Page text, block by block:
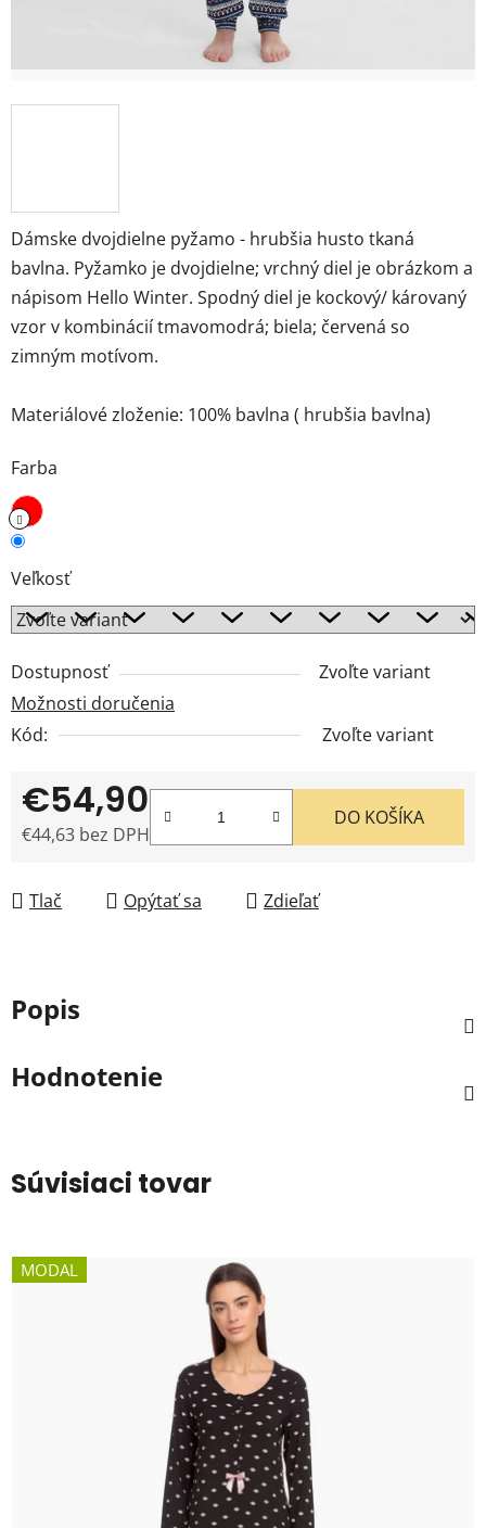
Dámske dvojdielne pyžamo - hrubšia husto tkaná
bavlna. Pyžamko je dvojdielne; vrchný diel je obrázkom a
nápisom Hello Winter. Spodný diel je kockový/ károvaný
vzor v kombinácií tmavomodrá; biela; červená so
zimným motívom.
Materiálové zloženie: 100% bavlna ( hrubšia bavlna)
Farba
Veľkosť
Dostupnosť
Zvoľte variant
Možnosti doručenia
Kód:
Zvoľte variant
€54,90
€44,63 bez DPH
DO KOŠÍKA
Tlač Opýtať sa Zdieľať
Popis
Hodnotenie
Súvisiaci tovar
MODAL